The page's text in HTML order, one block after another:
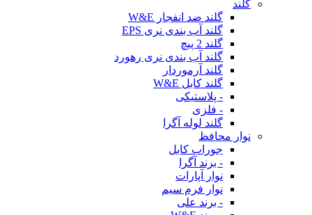
گلند
گلند ضد انفجار W&E
گلند آب بندی نری EPS
گلند 2 پیچ
گلند آب بندی نری رهورد
گلند آرموردار
گلند کابل W&E
- پلاستیکی
- فلزی
گلند لوله آگرا
نوار محافظ
جوراب کابل
- برند آگرا
نوار آپارات
نوار فرم سیم
- برند علی